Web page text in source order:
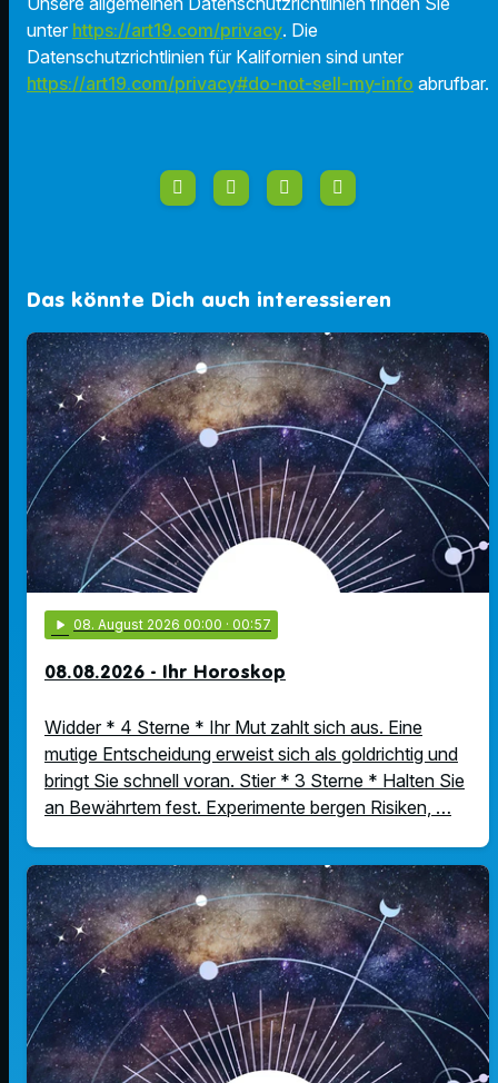
unter https://art19.com/privacy. Die
Datenschutzrichtlinien für Kalifornien sind unter
https://art19.com/privacy#do-not-sell-my-info abrufbar.
Das könnte Dich auch interessieren
play_arrow 08. August 2026 00:00 · 00:57
08.08.2026 - Ihr Horoskop
Widder * 4 Sterne * Ihr Mut zahlt sich aus. Eine
mutige Entscheidung erweist sich als goldrichtig und
bringt Sie schnell voran. Stier * 3 Sterne * Halten Sie
an Bewährtem fest. Experimente bergen Risiken, …